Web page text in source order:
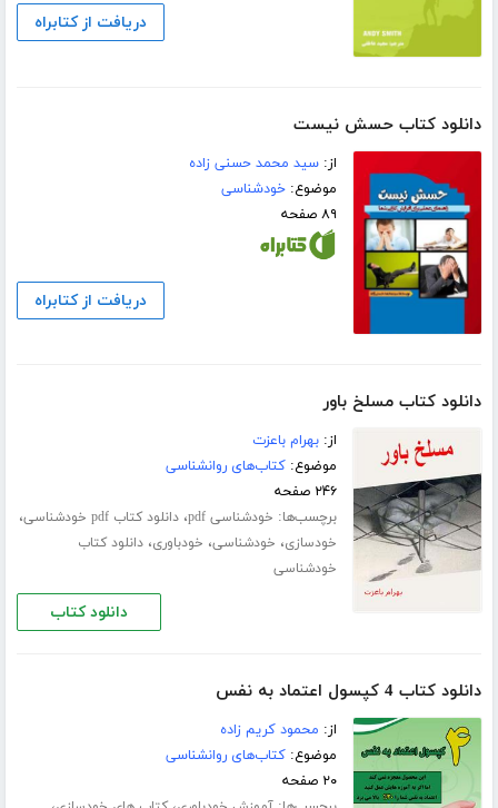
دریافت از کتابراه
دانلود کتاب حسش نیست
از:سید محمد حسنی زاده
موضوع:خودشناسی
۸۹ صفحه
دریافت از کتابراه
دانلود کتاب مسلخ باور
از:بهرام باعزت
موضوع:کتاب‌های روانشناسی
۲۴۶ صفحه
برچسب‌ها: خودشناسی pdf ،دانلود کتاب pdf خودشناسی ،
خودسازی، خودشناسی، خودباوری،دانلود کتاب
خودشناسی
دانلود کتاب
دانلود کتاب 4 کپسول اعتماد به نفس
از: محمود کریم زاده
موضوع:کتاب‌های روانشناسی
۲۰ صفحه